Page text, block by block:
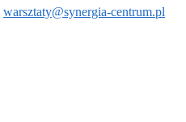
warsztaty@synergia-centrum.pl